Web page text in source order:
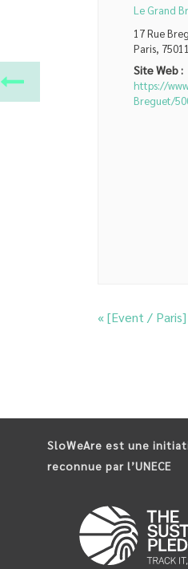
Le Grand
17 Rue
Paris, 75011
Site Web :
https://
Breguet/
«[Event /
SloWeAre est une
reconnue par l’UNECE